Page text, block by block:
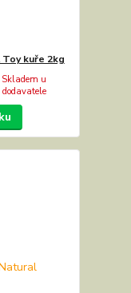
kuře 2kg
Skladem u
dodavatele